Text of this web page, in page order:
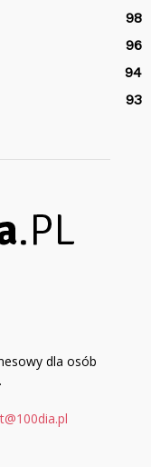
98
96
94
93
dla osób